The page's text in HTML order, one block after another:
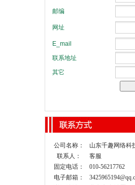
公司名称：
山东千趣网络科
联系人：
客服
固定电话：
010-56217762
电子邮箱：